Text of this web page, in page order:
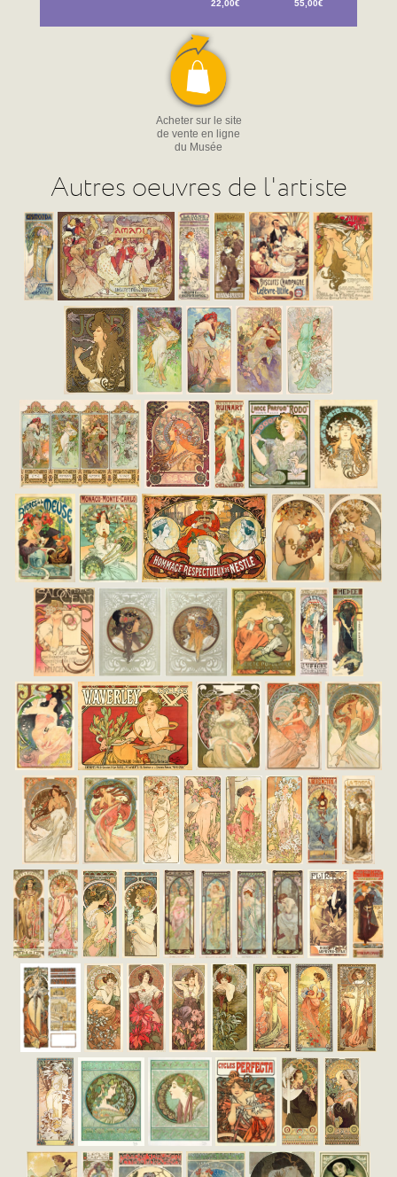
22,00€
55,00€
Acheter sur le site
de vente en ligne
du Musée
Autres oeuvres de l'artiste